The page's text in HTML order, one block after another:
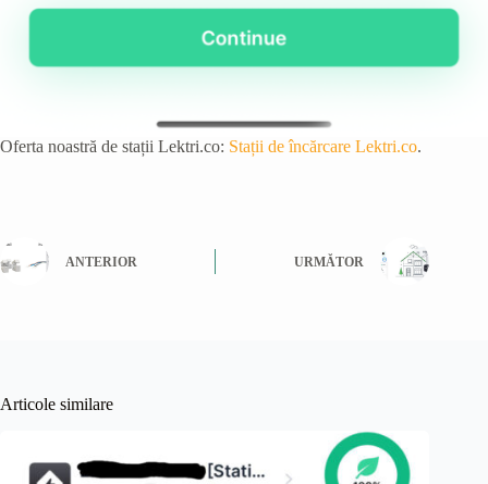
Oferta noastră de stații Lektri.co: Stații de încărcare Lektri.co.
ANTERIOR URMĂTOR
Articole similare